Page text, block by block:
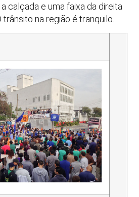
calçada e uma faixa da direita
na região é tranquilo.